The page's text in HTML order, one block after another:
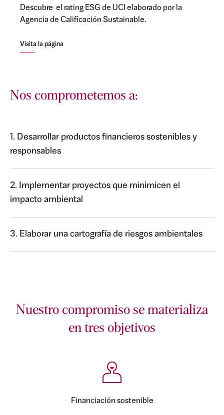
Descubre el rating ESG de UCI elaborado por la
Agencia de Calificación Sustainable.
Visita la página
Nos comprometemos a:
1. Desarrollar productos ﬁnancieros sostenibles y
responsables
2. Implementar proyectos que minimicen el
impacto ambiental
3. Elaborar una cartografía de riesgos ambientales
Nuestro compromiso se materializa
en tres objetivos
Financiación sostenible